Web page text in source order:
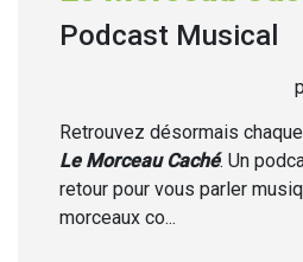
Podcast Musical
Retrouvez désormais
Le Morceau Caché. Un
retour pour vous parler
morceaux co...